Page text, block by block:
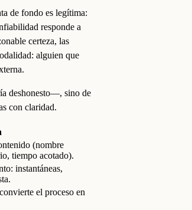
de fondo es legítima:
responde a
certeza, las
alguien que
deshonesto—, sino de
con claridad.
(nombre
tiempo acotado).
instantáneas,
el proceso en